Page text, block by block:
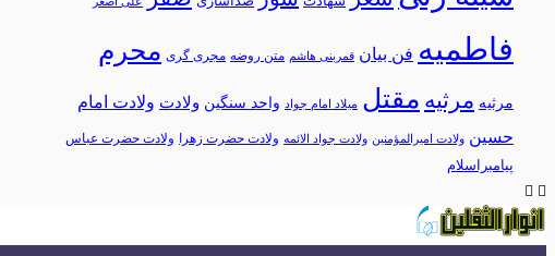
فاطمیه فن بیان قمربنی هاشم متن روضه مجری گری محرم
مرثيه مرثیه مقتل میلاد امام جواد واحد سنگین ولادت ولادت امام
حسین ولادت امیرالمؤمنین ولادت جواد الائمه ولادت حضرت زهرا ولادت حضرت عباس
پیامبراسلام